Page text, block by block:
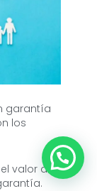
garantía
los
valor del